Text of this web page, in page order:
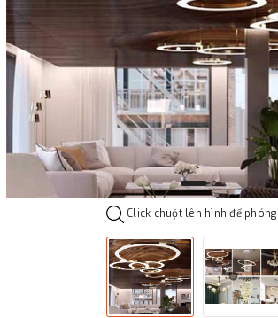
Click chuột lên hình để